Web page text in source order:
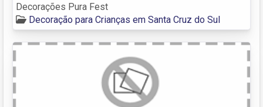
Decorações Pura Fest
Decoração para Crianças em Santa Cruz do Sul